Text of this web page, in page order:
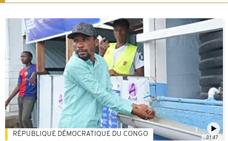
01:47
RÉPUBLIQUE DÉMOCRATIQUE DU CONGO